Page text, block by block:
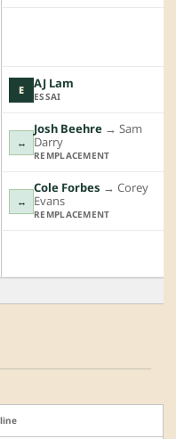
E AJ Lam
ESSAI
↔
Josh Beehre →︎ Sam
Darry
REMPLACEMENT
↔
Cole Forbes →︎ Corey
Evans
REMPLACEMENT